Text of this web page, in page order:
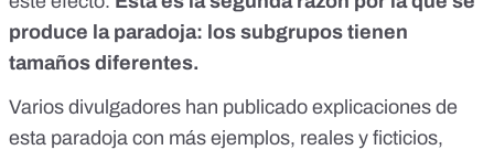
produce la paradoja: los subgrupos tienen
tamaños diferentes.
Varios divulgadores han publicado explicaciones de
esta paradoja con más ejemplos, reales y ficticios,